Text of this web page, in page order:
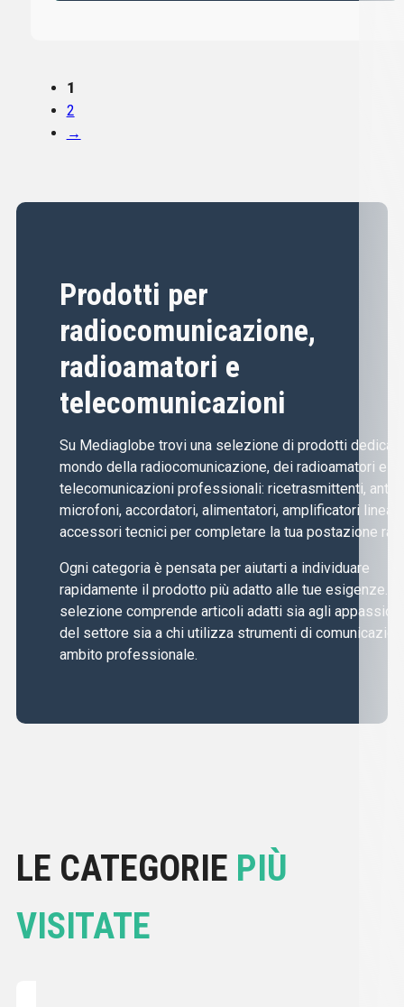
1
2
→
Prodotti per
radiocomunicazione,
radioamatori e
telecomunicazioni
Su Mediaglobe trovi una selezione di prodotti dedicati
mondo della radiocomunicazione, dei radioamatori e
telecomunicazioni professionali: ricetrasmittenti,
microfoni, accordatori, alimentatori, amplificatori
accessori tecnici per completare la tua postazione
Ogni categoria è pensata per aiutarti a individuare
rapidamente il prodotto più adatto alle tue esigenze.
selezione comprende articoli adatti sia agli
del settore sia a chi utilizza strumenti di
ambito professionale.
LE CATEGORIE PIÙ
VISITATE